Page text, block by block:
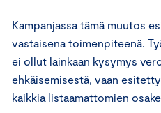
Kampanjassa tämä muutos
vastaisena toimenpiteenä.
ei ollut lainkaan kysymys
ehkäisemisestä, vaan
kaikkia listaamattomien